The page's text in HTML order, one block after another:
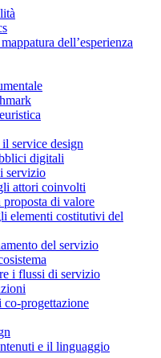
dell’esperienza
service design
digitali
servizio
attori coinvolti
di valore
elementi costitutivi del
del servizio
i flussi di servizio
progettazione
e il linguaggio